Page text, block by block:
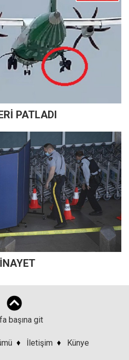
PATLADI
başına git
♦ İletişim ♦ Künye